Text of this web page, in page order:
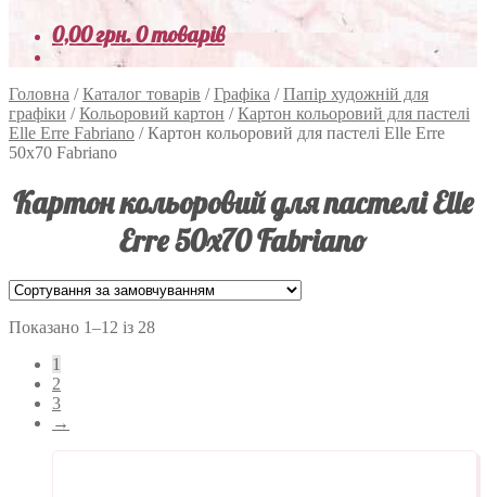
0,00грн.0 товарів
Головна /Каталог товарів /Графіка /Папір художній для
графіки /Кольоровий картон /Картон кольоровий для пастелі
Elle Erre Fabriano /Картон кольоровий для пастелі Elle Erre
50х70 Fabriano
Картон кольоровий для пастелі Elle
Erre 50х70 Fabriano
Показано 1–12 із 28
1
2
3
→